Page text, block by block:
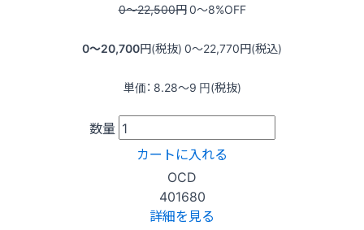
0〜22,500円0〜8%OFF
0〜20,700円(税抜) 0〜22,770円(税込)
単価： 8.28〜9 円(税抜)
数量
カートに入れる
OCD
401680
詳細を見る